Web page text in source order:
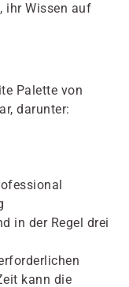
ihr Wissen auf
Palette von
darunter:
in der Regel drei
kann die